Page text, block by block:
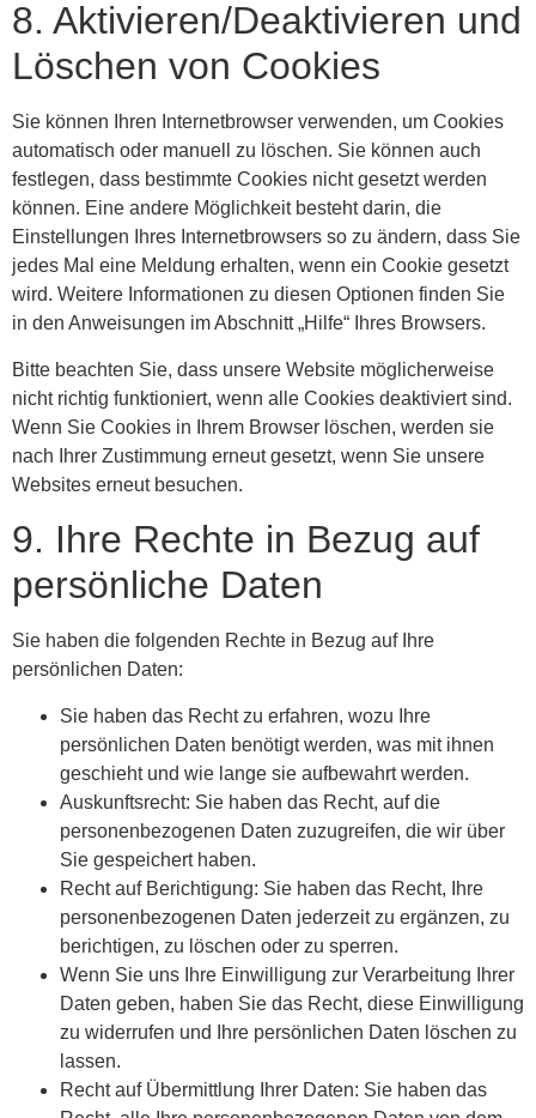
8. Aktivieren/Deaktivieren und
Löschen von Cookies
Sie können Ihren Internetbrowser verwenden, um Cookies
automatisch oder manuell zu löschen. Sie können auch
festlegen, dass bestimmte Cookies nicht gesetzt werden
können. Eine andere Möglichkeit besteht darin, die
Einstellungen Ihres Internetbrowsers so zu ändern, dass Sie
jedes Mal eine Meldung erhalten, wenn ein Cookie gesetzt
wird. Weitere Informationen zu diesen Optionen finden Sie
in den Anweisungen im Abschnitt „Hilfe“ Ihres Browsers.
Bitte beachten Sie, dass unsere Website möglicherweise
nicht richtig funktioniert, wenn alle Cookies deaktiviert sind.
Wenn Sie Cookies in Ihrem Browser löschen, werden sie
nach Ihrer Zustimmung erneut gesetzt, wenn Sie unsere
Websites erneut besuchen.
9. Ihre Rechte in Bezug auf
persönliche Daten
Sie haben die folgenden Rechte in Bezug auf Ihre
persönlichen Daten:
Sie haben das Recht zu erfahren, wozu Ihre
persönlichen Daten benötigt werden, was mit ihnen
geschieht und wie lange sie aufbewahrt werden.
Auskunftsrecht: Sie haben das Recht, auf die
personenbezogenen Daten zuzugreifen, die wir über
Sie gespeichert haben.
Recht auf Berichtigung: Sie haben das Recht, Ihre
personenbezogenen Daten jederzeit zu ergänzen, zu
berichtigen, zu löschen oder zu sperren.
Wenn Sie uns Ihre Einwilligung zur Verarbeitung Ihrer
Daten geben, haben Sie das Recht, diese Einwilligung
zu widerrufen und Ihre persönlichen Daten löschen zu
lassen.
Recht auf Übermittlung Ihrer Daten: Sie haben das